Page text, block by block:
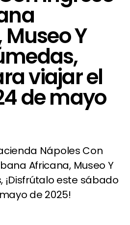
Y
viajar el
de mayo